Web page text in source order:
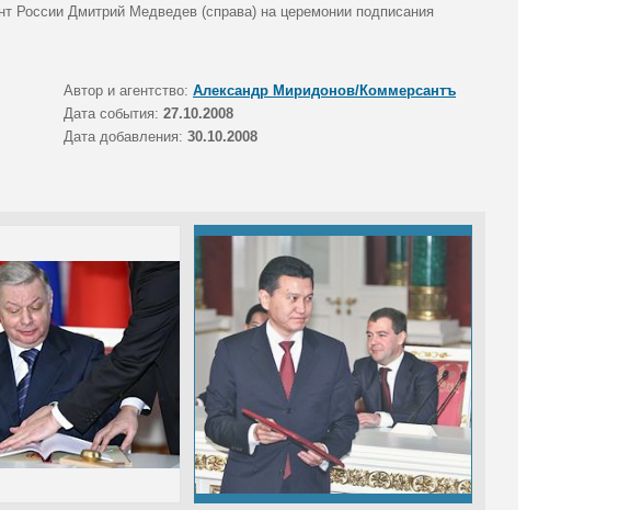
России Дмитрий Медведев (справа) на церемонии подписания
Автор и агентство: Александр Миридонов/Коммерсантъ
Дата события: 27.10.2008
Дата добавления: 30.10.2008